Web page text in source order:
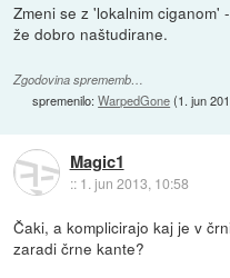
Zmeni se z 'lokalnim ciganom'
že dobro naštudirane.
Zgodovina sprememb…
spremenilo:WarpedGone(1. jun
Magic1
:: 1. jun 2013, 10:58
Čaki, a komplicirajo kaj je v
zaradi črne kante?